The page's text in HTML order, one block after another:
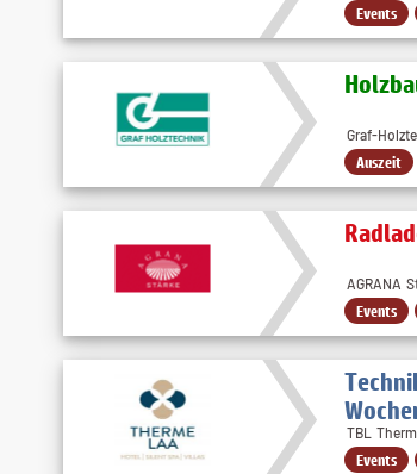
Events
Graf-
Auszeit
AGRANA
Events
TBL
Events